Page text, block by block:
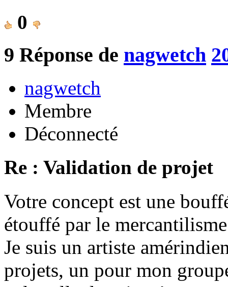
0
9 Réponse de nagwetch
nagwetch
Membre
Déconnecté
Re : Validation de projet
Votre concept est une
étouffé par le
Je suis un artiste
projets, un pour mon